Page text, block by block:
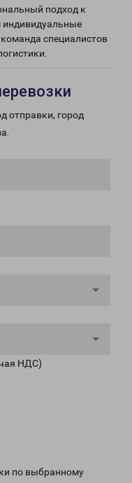
подход к
индивидуальные
специалистов
отправки, город
НДС)
по выбранному